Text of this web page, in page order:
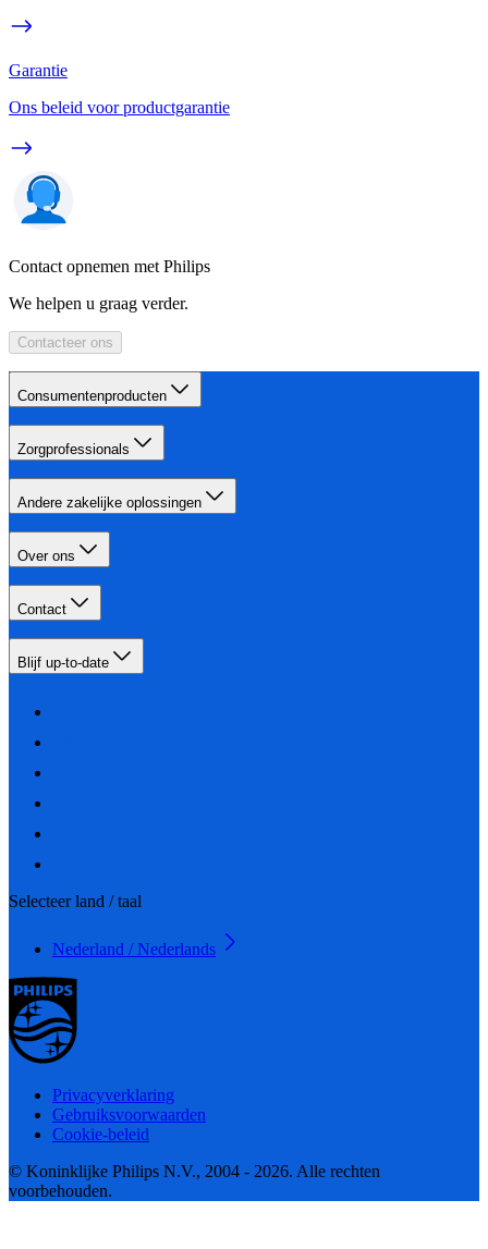
Garantie
Ons beleid voor productgarantie
Contact opnemen met Philips
We helpen u graag verder.
Contacteer ons
Consumentenproducten
Zorgprofessionals
Andere zakelijke oplossingen
Over ons
Contact
Blijf up-to-date
Selecteer land / taal
Nederland / Nederlands
Privacyverklaring
Gebruiksvoorwaarden
Cookie-beleid
© Koninklijke Philips N.V., 2004 - 2026. Alle rechten
voorbehouden.